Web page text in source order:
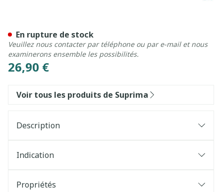
26,90 €
En rupture de stock
Veuillez nous contacter par téléphone ou par e-mail et nous
examinerons ensemble les possibilités.
Voir tous les produits de Suprima
Description
Indication
Propriétés